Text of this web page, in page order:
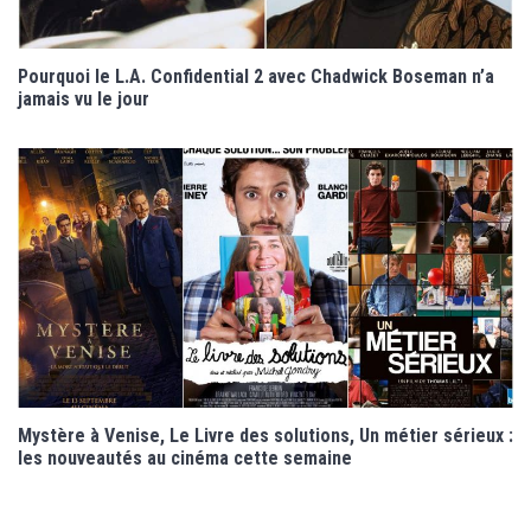
Pourquoi le L.A. Confidential 2 avec Chadwick Boseman n’a
jamais vu le jour
Mystère à Venise, Le Livre des solutions, Un métier sérieux :
les nouveautés au cinéma cette semaine